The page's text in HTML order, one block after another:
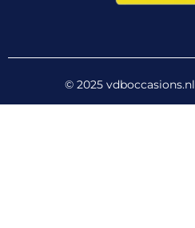
© 2025 vdboccasions.nl